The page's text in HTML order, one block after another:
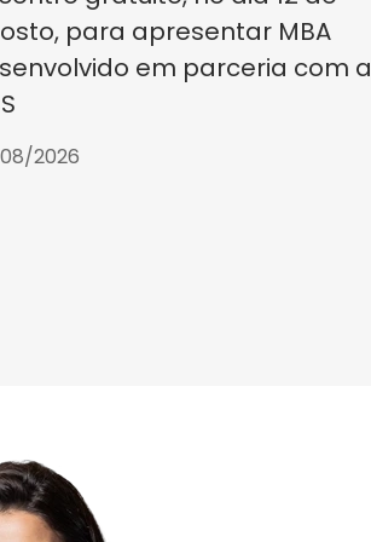
para apresentar MBA
em parceria com a
2026